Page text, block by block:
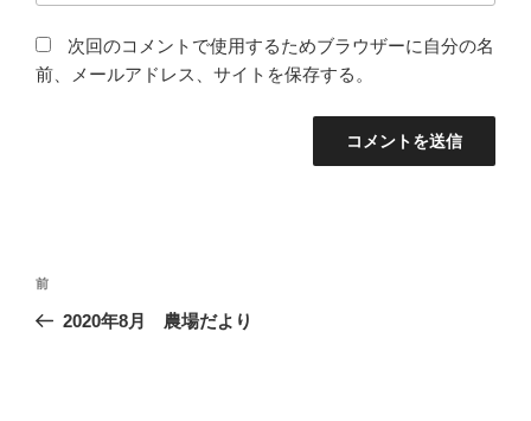
次回のコメントで使用するためブラウザーに自分の名
前、メールアドレス、サイトを保存する。
投
ナ
前
の
前
2020年8月 農場だより